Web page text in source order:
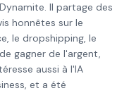
Il partage des
honnêtes sur le
le dropshipping, le
gagner de l'argent,
aussi à l'IA
et a été